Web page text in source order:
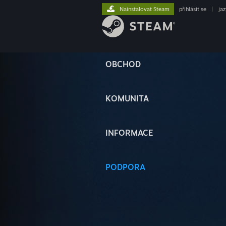
OBCHOD
KOMUNITA
INFORMACE
PODPORA
Nainstalovat Steam přihlásit se